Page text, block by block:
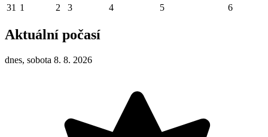
31 1 2 3 4 5 6
Aktuální počasí
dnes, sobota 8. 8. 2026